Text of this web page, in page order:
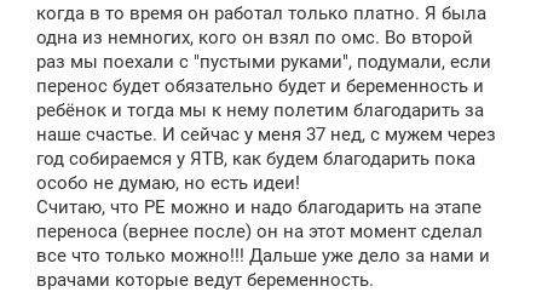
когда в то время он работал только платно. Я была
одна из немногих, кого он взял по омс. Во второй
раз мы поехали с "пустыми руками", подумали, если
перенос будет обязательно будет и беременность и
ребёнок и тогда мы к нему полетим благодарить за
наше счастье. И сейчас у меня 37 нед, с мужем через
год собираемся у ЯТВ, как будем благодарить пока
особо не думаю, но есть идеи!
Считаю, что РЕ можно и надо благодарить на этапе
переноса (вернее после) он на этот момент сделал
все что только можно!!! Дальше уже дело за нами и
врачами которые ведут беременность.